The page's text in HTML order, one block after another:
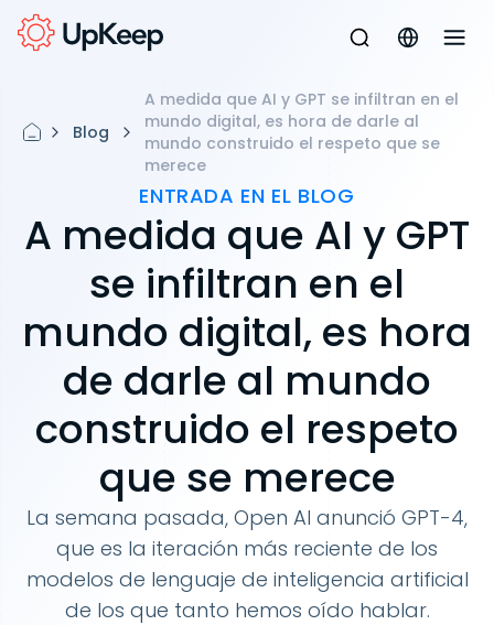
Blog
A medida que AI y GPT se infiltran en el
mundo digital, es hora de darle al
mundo construido el respeto que se
merece
ENTRADA EN EL BLOG
A medida que AI y GPT
se infiltran en el
mundo digital, es hora
de darle al mundo
construido el respeto
que se merece
La semana pasada, Open AI anunció GPT-4,
que es la iteración más reciente de los
modelos de lenguaje de inteligencia artificial
de los que tanto hemos oído hablar.